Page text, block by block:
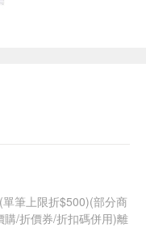
筆上限折$500)(部分商
/折價券/折扣碼併用)離